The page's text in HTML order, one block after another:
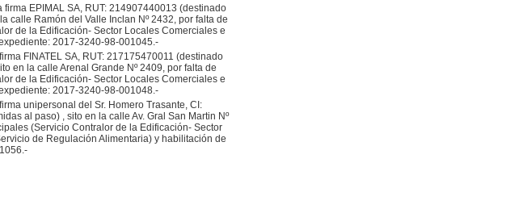
EPIMAL SA, RUT: 214907440013 (destinado
calle Ramón del Valle Inclan Nº 2432, por falta de
de la Edificación- Sector Locales Comerciales e
2017-3240-98-001045.-
FINATEL SA, RUT: 217175470011 (destinado
en la calle Arenal Grande Nº 2409, por falta de
de la Edificación- Sector Locales Comerciales e
2017-3240-98-001048.-
unipersonal del Sr. Homero Trasante, CI:
al paso) , sito en la calle Av. Gral San Martin Nº
(Servicio Contralor de la Edificación- Sector
de Regulación Alimentaria) y habilitación de